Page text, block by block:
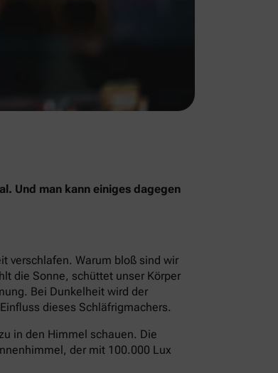
Und man kann einiges dagegen
verschlafen. Warum bloß sind wir
die Sonne, schüttet unser Körper
Bei Dunkelheit wird der
dieses Schläfrigmachers.
in den Himmel schauen. Die
der mit 100.000 Lux